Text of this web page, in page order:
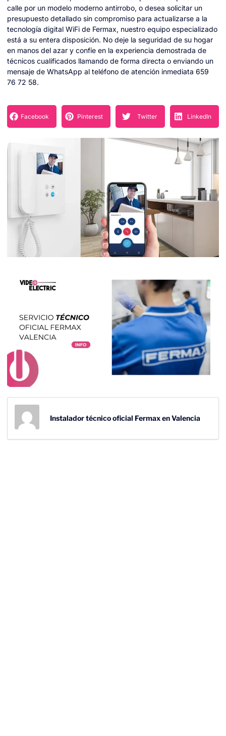
calle por un modelo moderno antirrobo, o desea solicitar un
presupuesto detallado sin compromiso para actualizarse a la
tecnología digital WiFi de Fermax, nuestro equipo especializado
está a su entera disposición. No deje la seguridad de su hogar
en manos del azar y confíe en la experiencia demostrada de
técnicos cualificados llamando de forma directa o enviando un
mensaje de WhatsApp al teléfono de atención inmediata 659
76 72 58.
Facebook Pinterest Twitter LinkedIn
Instalador técnico oficial Fermax en Valencia